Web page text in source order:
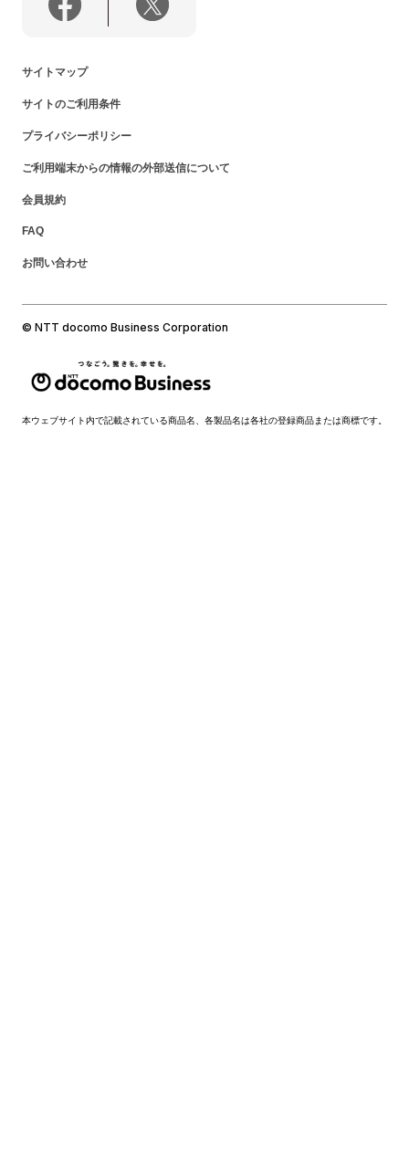
サイトマップ
サイトのご利用条件
プライバシーポリシー
ご利用端末からの情報の外部送信について
会員規約
FAQ
お問い合わせ
© NTT docomo Business Corporation
本ウェブサイト内で記載されている商品名、各製品名は各社の登録商品または商標です。